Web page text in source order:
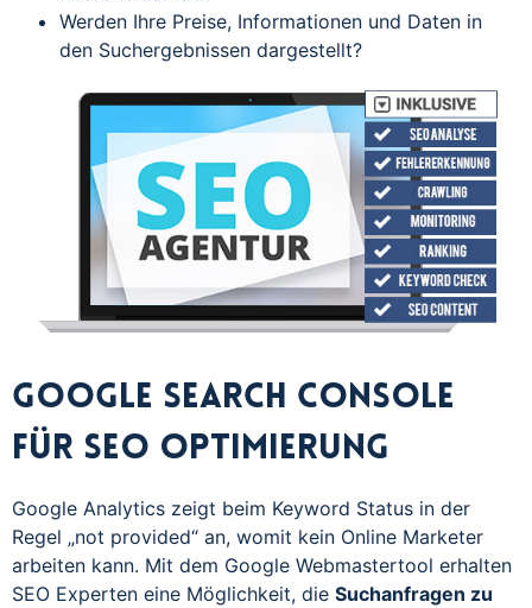
Werden Ihre Preise, Informationen und Daten in
den Suchergebnissen dargestellt?
Google Search Console
für SEO Optimierung
Google Analytics zeigt beim Keyword Status in der
Regel „not provided“ an, womit kein Online Marketer
arbeiten kann. Mit dem Google Webmastertool erhalten
SEO Experten eine Möglichkeit, die Suchanfragen zu